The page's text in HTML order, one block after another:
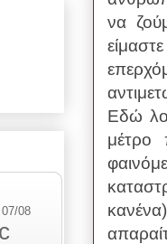
να
Εδώ
μέτρο